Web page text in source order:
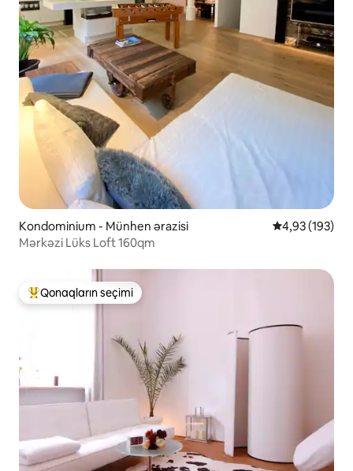
Kondominium - Münhen ərazisi Ortalama
4,93 (193)
Mərkəzi Lüks Loft 160qm
Populyar "Qonaqların seçimi"
Qonaqların seçimi